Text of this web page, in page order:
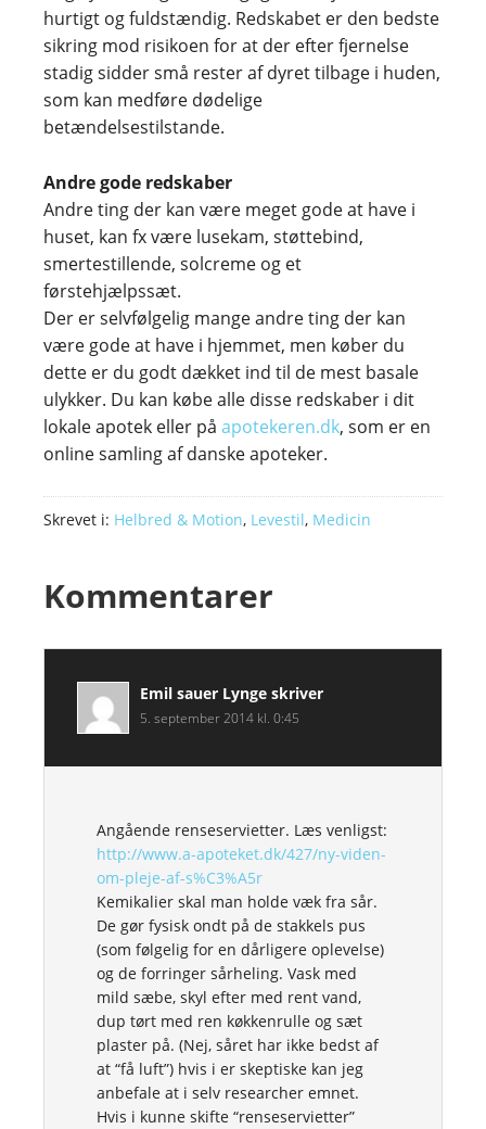
hurtigt og fuldstændig. Redskabet er den bedste
sikring mod risikoen for at der efter fjernelse
stadig sidder små rester af dyret tilbage i huden,
som kan medføre dødelige
betændelsestilstande.
Andre gode redskaber
Andre ting der kan være meget gode at have i
huset, kan fx være lusekam, støttebind,
smertestillende, solcreme og et
førstehjælpssæt.
Der er selvfølgelig mange andre ting der kan
være gode at have i hjemmet, men køber du
dette er du godt dækket ind til de mest basale
ulykker. Du kan købe alle disse redskaber i dit
lokale apotek eller på apotekeren.dk, som er en
online samling af danske apoteker.
Skrevet i: Helbred & Motion, Levestil, Medicin
Kommentarer
Emil sauer Lynge skriver
5. september 2014 kl. 0:45
Angående renseservietter. Læs venligst:
http://www.a-apoteket.dk/427/ny-viden-
om-pleje-af-s%C3%A5r
Kemikalier skal man holde væk fra sår.
De gør fysisk ondt på de stakkels pus
(som følgelig for en dårligere oplevelse)
og de forringer sårheling. Vask med
mild sæbe, skyl efter med rent vand,
dup tørt med ren køkkenrulle og sæt
plaster på. (Nej, såret har ikke bedst af
at “få luft”) hvis i er skeptiske kan jeg
anbefale at i selv researcher emnet.
Hvis i kunne skifte “renseservietter”